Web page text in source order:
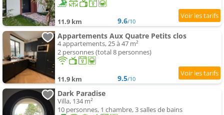
11.9 km 9.6/10
Appartements Aux Quatre Petits clos
4 appartements, 25 à 47 m²
2 personnes (total 8 personnes)
11.9 km 9.5/10
Dark Paradise
Villa, 134 m²
10 personnes, 1 chambre, 3 salles de bains